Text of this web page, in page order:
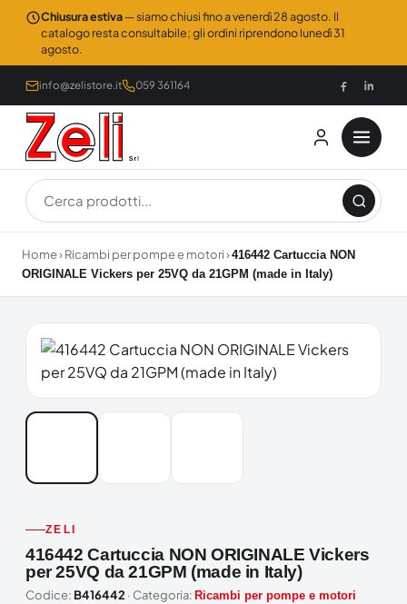
Chiusura estiva— siamo chiusi fino a venerdì 28 agosto. Il
catalogo resta consultabile; gli ordini riprendono lunedì 31
agosto.
info@zelistore.it 059 361164
Home›Ricambi per pompe e motori›416442 Cartuccia NON
ORIGINALE Vickers per 25VQ da 21GPM (made in Italy)
ZELI
416442 Cartuccia NON ORIGINALE Vickers
per 25VQ da 21GPM (made in Italy)
Codice: B416442 · Categoria: Ricambi per pompe e motori